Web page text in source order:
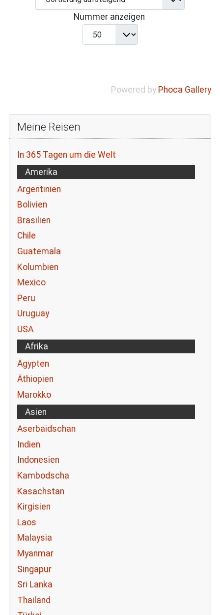
Nummer anzeigen
Powered by Phoca Gallery
Meine Reisen
In 365 Tagen um die Welt
Amerika
Argentinien
Bolivien
Brasilien
Chile
Guatemala
Kolumbien
Mexico
Peru
Uruguay
USA
Afrika
Ägypten
Äthiopien
Marokko
Asien
Aserbaidschan
Indien
Indonesien
Kambodscha
Kasachstan
Kirgisien
Laos
Malaysia
Myanmar
Singapur
Sri Lanka
Thailand